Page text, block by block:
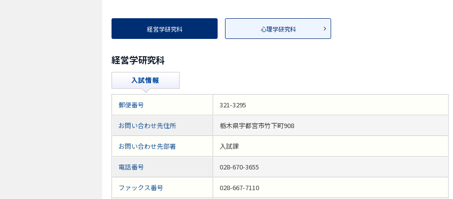
経営学研究科 心理学研究科
経営学研究科
郵便番号 321-3295
お問い合わせ先住所 栃木県宇都宮市竹下町908
お問い合わせ先部署 入試課
電話番号 028-670-3655
ファックス番号 028-667-7110